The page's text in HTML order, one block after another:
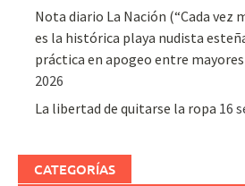
Nota diario La Nación (“Cada vez
es la histórica playa nudista
práctica en apogeo entre mayores
2026
La libertad de quitarse la ropa 16
CATEGORÍAS